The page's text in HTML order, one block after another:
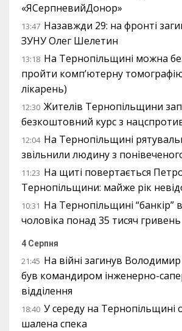
«ЯСерпневийДонор»
13:47 Назавжди 29: на фронті
ЗУНУ Олег Шелетин
13:18 На Тернопільщині можна
пройти комп’ютерну
лікарень)
12:30 Жителів Тернопільщини
безкоштовний курс з
12:04 На Тернопільщині
звільнили людину з
11:23 На щиті повертається
Тернопільщини: майже рік
10:31 На Тернопільщині “банкір”
чоловіка понад 35 тисяч гривень
4 Серпня
21:45 На війні загинув
був командиром інженерно-
відділення
18:40 У середу на Тернопільщині
шалена спека